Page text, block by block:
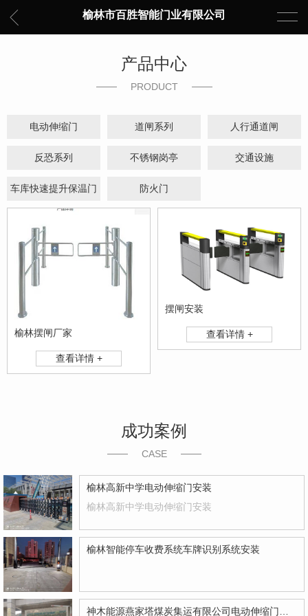
榆林市百胜智能门业有限公司
产品中心
PRODUCT
电动伸缩门 道闸系列 人行通道闸
反恐系列 不锈钢岗亭 交通设施
车库快速提升保温门 防火门
榆林摆闸厂家
查看详情 +
摆闸安装
查看详情 +
成功案例
CASE
榆林高新中学电动伸缩门安装
榆林高新中学电动伸缩门安装
榆林智能停车收费系统车牌识别系统安装